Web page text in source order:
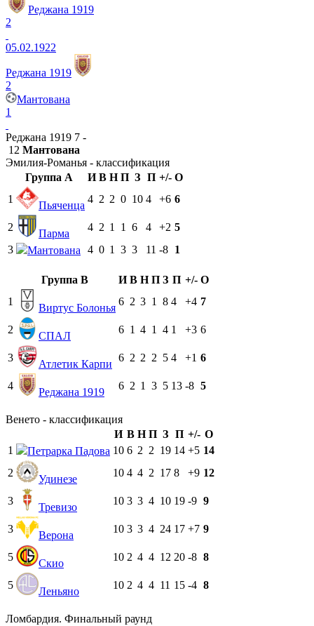
Реджана 1919
2
05.02.1922
Реджана 1919
2
Мантована
1
Реджана 1919 7 -
12 Мантована
Эмилия-Романья - классификация
Группа A
И В Н П З П +/- О
1
Пьяченца
4 2 2 0 10 4 +6 6
2
Парма
4 2 1 1 6 4 +2 5
3
Мантована 4 0 1 3 3 11 -8 1
Группа B И В Н П З П +/- О
1
Виртус Болонья
6 2 3 1 8 4 +4 7
2
СПАЛ
6 1 4 1 4 1 +3 6
3
Атлетик Карпи
6 2 2 2 5 4 +1 6
4
Реджана 1919
6 2 1 3 5 13 -8 5
Венето - классификация
И В Н П З П +/- О
1
Петрарка Падова 10 6 2 2 19 14 +5 14
2
Удинезе
10 4 4 2 17 8 +9 12
3
Тревизо
10 3 3 4 10 19 -9 9
3
Верона
10 3 3 4 24 17 +7 9
5
Скио
10 2 4 4 12 20 -8 8
5
Леньяно
10 2 4 4 11 15 -4 8
Ломбардия. Финальный раунд